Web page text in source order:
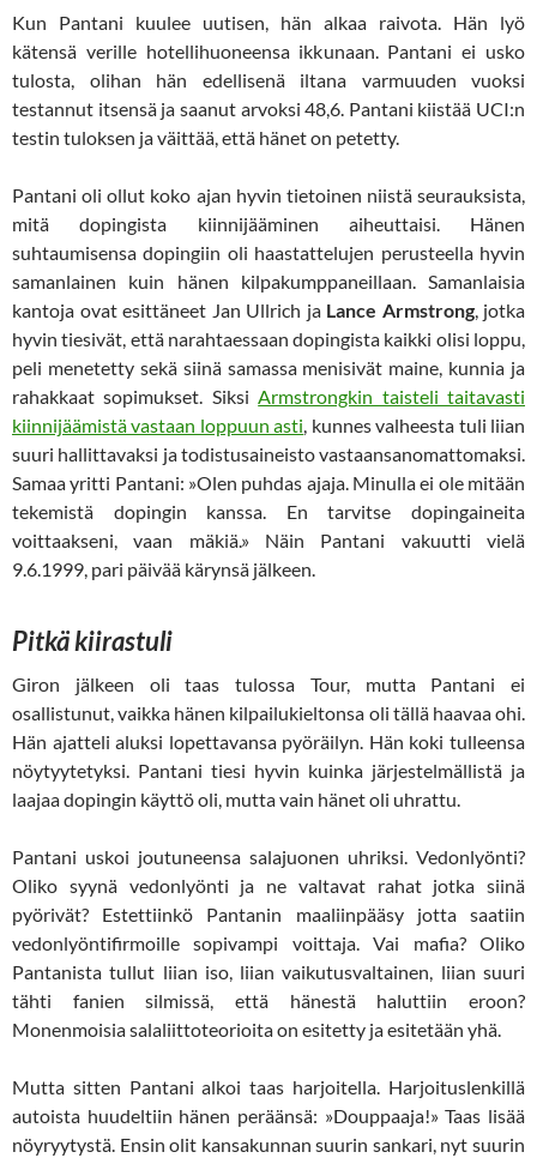
Kun Pantani kuulee uutisen, hän alkaa raivota. Hän lyö
kätensä verille hotellihuoneensa ikkunaan. Pantani ei usko
tulosta, olihan hän edellisenä iltana varmuuden vuoksi
testannut itsensä ja saanut arvoksi 48,6. Pantani kiistää UCI:n
testin tuloksen ja väittää, että hänet on petetty.
Pantani oli ollut koko ajan hyvin tietoinen niistä seurauksista,
mitä dopingista kiinnijääminen aiheuttaisi. Hänen
suhtaumisensa dopingiin oli haastattelujen perusteella hyvin
samanlainen kuin hänen kilpakumppaneillaan. Samanlaisia
kantoja ovat esittäneet Jan Ullrich ja Lance Armstrong, jotka
hyvin tiesivät, että narahtaessaan dopingista kaikki olisi loppu,
peli menetetty sekä siinä samassa menisivät maine, kunnia ja
rahakkaat sopimukset. SiksiArmstrongkin taisteli taitavasti
kiinnijäämistä vastaan loppuun asti, kunnes valheesta tuli liian
suuri hallittavaksi ja todistusaineisto vastaansanomattomaksi.
Samaa yritti Pantani: »Olen puhdas ajaja. Minulla ei ole mitään
tekemistä dopingin kanssa. En tarvitse dopingaineita
voittaakseni, vaan mäkiä.» Näin Pantani vakuutti vielä
9.6.1999, pari päivää kärynsä jälkeen.
Pitkä kiirastuli
Giron jälkeen oli taas tulossa Tour, mutta Pantani ei
osallistunut, vaikka hänen kilpailukieltonsa oli tällä haavaa ohi.
Hän ajatteli aluksi lopettavansa pyöräilyn. Hän koki tulleensa
nöytyytetyksi. Pantani tiesi hyvin kuinka järjestelmällistä ja
laajaa dopingin käyttö oli, mutta vain hänet oli uhrattu.
Pantani uskoi joutuneensa salajuonen uhriksi. Vedonlyönti?
Oliko syynä vedonlyönti ja ne valtavat rahat jotka siinä
pyörivät? Estettiinkö Pantanin maaliinpääsy jotta saatiin
vedonlyöntifirmoille sopivampi voittaja. Vai mafia? Oliko
Pantanista tullut liian iso, liian vaikutusvaltainen, liian suuri
tähti fanien silmissä, että hänestä haluttiin eroon?
Monenmoisia salaliittoteorioita on esitetty ja esitetään yhä.
Mutta sitten Pantani alkoi taas harjoitella. Harjoituslenkillä
autoista huudeltiin hänen peräänsä: »Douppaaja!» Taas lisää
nöyryytystä. Ensin olit kansakunnan suurin sankari, nyt suurin